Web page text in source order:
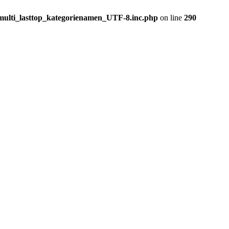
8.inc.php on line 290